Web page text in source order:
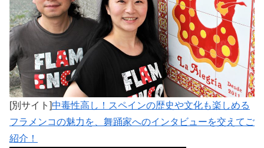
[別サイト]中毒性高し！スペインの歴史や文化も楽しめる
フラメンコの魅力を、舞踊家へのインタビューを交えてご
紹介！